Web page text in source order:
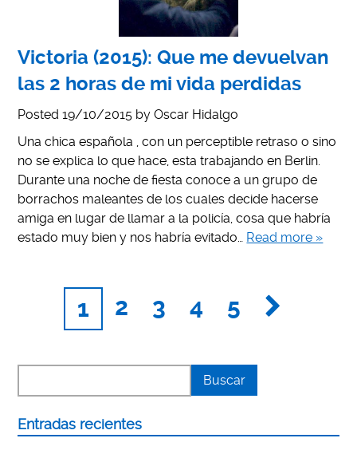
Victoria (2015): Que me devuelvan
las 2 horas de mi vida perdidas
Posted19/10/2015 byOscar Hidalgo
Una chica española , con un perceptible retraso o sino
no se explica lo que hace, esta trabajando en Berlin.
Durante una noche de fiesta conoce a un grupo de
borrachos maleantes de los cuales decide hacerse
amiga en lugar de llamar a la policía, cosa que habría
estado muy bien y nos habría evitado… Read more »
1 2 3 4 5
Entradas recientes